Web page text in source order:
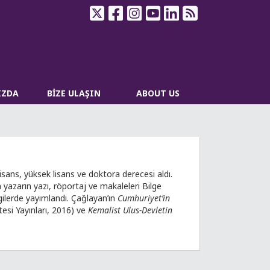
BİZE ULAŞIN ABOUT US
yüksek lisans ve doktora derecesi aldı.
yazı, röportaj ve makaleleri Bilge
yayımlandı. Çağlayan’ın Cumhuriyet’in
Yayınları, 2016) ve Kemalist Ulus-Devletin